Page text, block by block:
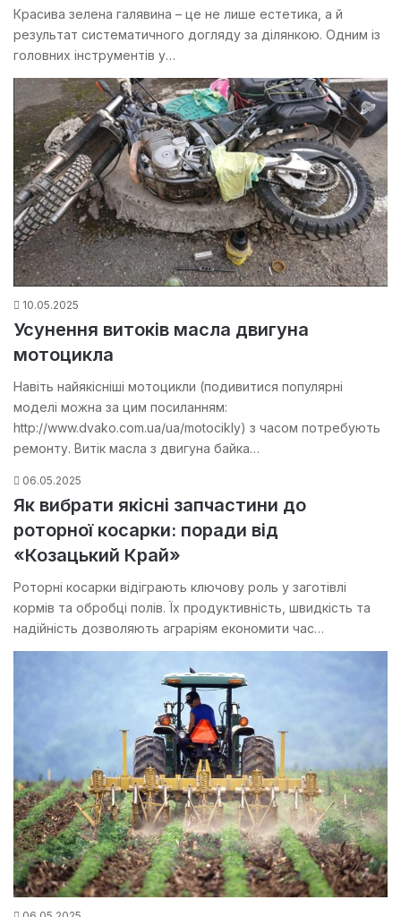
Красива зелена галявина – це не лише естетика, а й
результат систематичного догляду за ділянкою. Одним із
головних інструментів у…
10.05.2025
Усунення витоків масла двигуна
мотоцикла
Навіть найякісніші мотоцикли (подивитися популярні
моделі можна за цим посиланням:
http://www.dvako.com.ua/ua/motocikly) з часом потребують
ремонту. Витік масла з двигуна байка…
06.05.2025
Як вибрати якісні запчастини до
роторної косарки: поради від
«Козацький Край»
Роторні косарки відіграють ключову роль у заготівлі
кормів та обробці полів. Їх продуктивність, швидкість та
надійність дозволяють аграріям економити час…